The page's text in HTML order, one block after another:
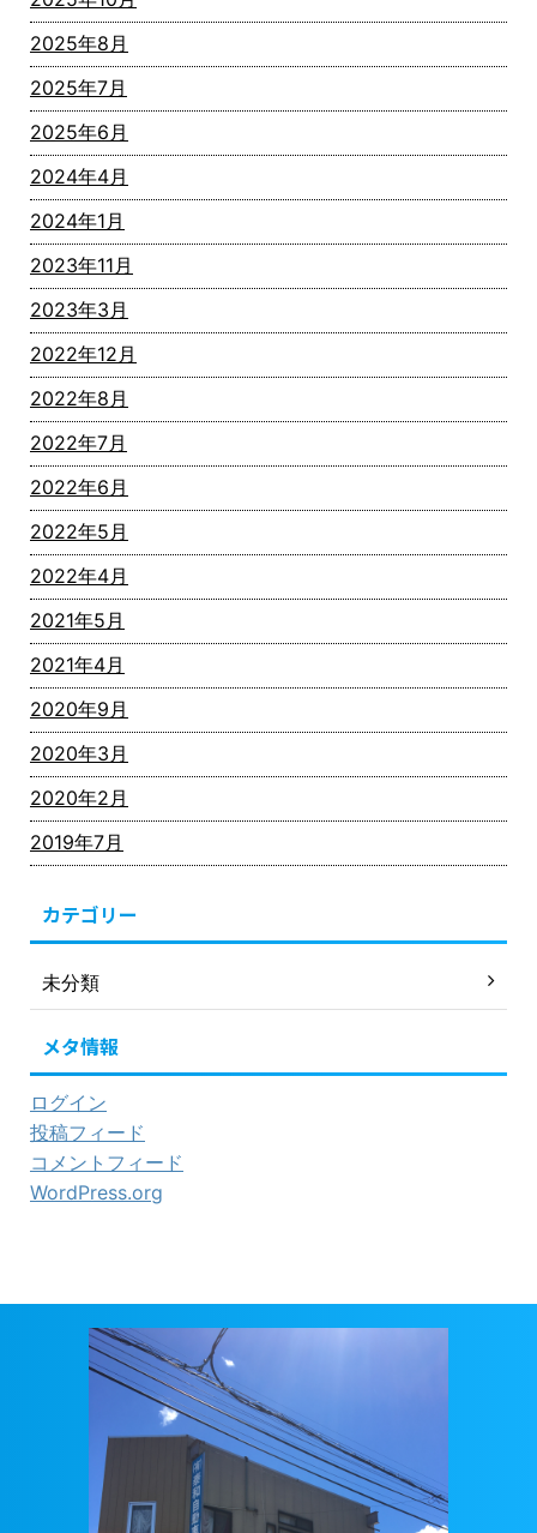
2025年8月
2025年7月
2025年6月
2024年4月
2024年1月
2023年11月
2023年3月
2022年12月
2022年8月
2022年7月
2022年6月
2022年5月
2022年4月
2021年5月
2021年4月
2020年9月
2020年3月
2020年2月
2019年7月
カテゴリー
未分類
メタ情報
ログイン
投稿フィード
コメントフィード
WordPress.org